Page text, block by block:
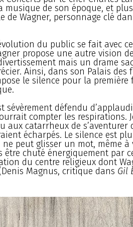
musique de son époque, et plus
de Wagner, personnage clé
du public se fait avec
propose une autre vision
mais un drame
Ainsi, dans son Palais des
le silence pour la première
sévèrement défendu
compter les respirations.
aux catarrheux de s’aventurer
écharpés. Le silence est
ne peut glisser un mot, même à
être chuté énergiquement par
du centre religieux dont
Magnus, critique dans Gil